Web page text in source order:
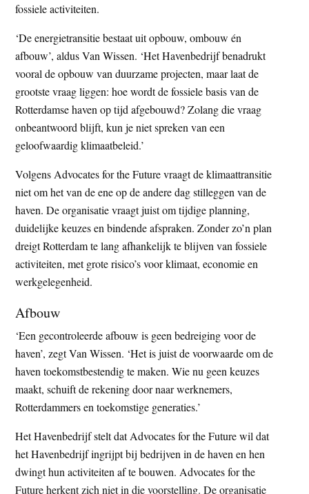
fossiele activiteiten.
‘De energietransitie bestaat uit opbouw, ombouw én
afbouw’, aldus Van Wissen. ‘Het Havenbedrijf benadrukt
vooral de opbouw van duurzame projecten, maar laat de
grootste vraag liggen: hoe wordt de fossiele basis van de
Rotterdamse haven op tijd afgebouwd? Zolang die vraag
onbeantwoord blijft, kun je niet spreken van een
geloofwaardig klimaatbeleid.’
Volgens Advocates for the Future vraagt de klimaattransitie
niet om het van de ene op de andere dag stilleggen van de
haven. De organisatie vraagt juist om tijdige planning,
duidelijke keuzes en bindende afspraken. Zonder zo’n plan
dreigt Rotterdam te lang afhankelijk te blijven van fossiele
activiteiten, met grote risico’s voor klimaat, economie en
werkgelegenheid.
Afbouw
‘Een gecontroleerde afbouw is geen bedreiging voor de
haven’, zegt Van Wissen. ‘Het is juist de voorwaarde om de
haven toekomstbestendig te maken. Wie nu geen keuzes
maakt, schuift de rekening door naar werknemers,
Rotterdammers en toekomstige generaties.’
Het Havenbedrijf stelt dat Advocates for the Future wil dat
het Havenbedrijf ingrijpt bij bedrijven in de haven en hen
dwingt hun activiteiten af te bouwen. Advocates for the
Future herkent zich niet in die voorstelling. De organisatie